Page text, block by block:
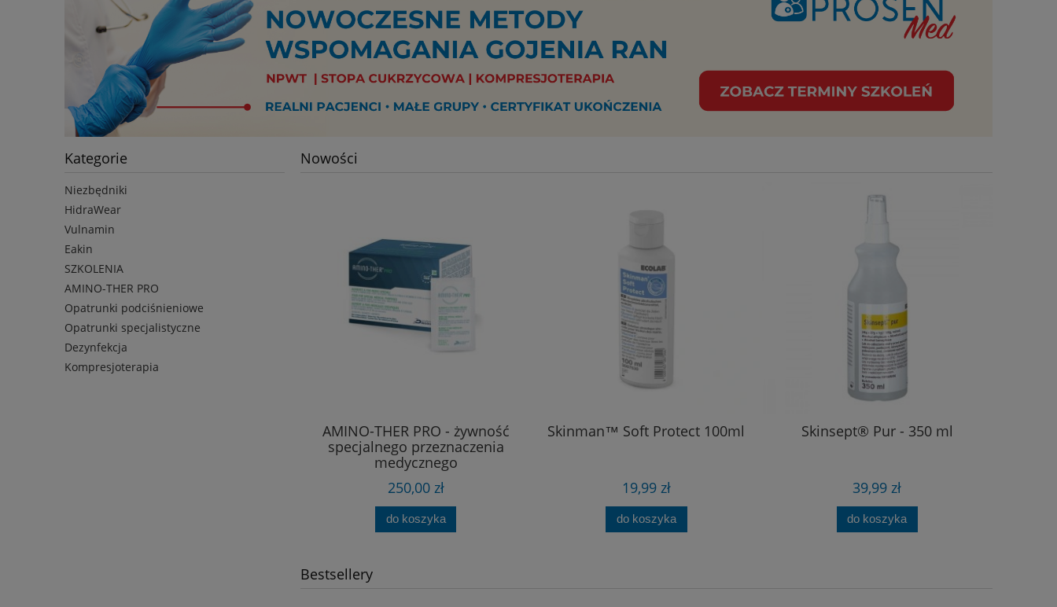
Kategorie
Niezbędniki
HidraWear
Vulnamin
Eakin
SZKOLENIA
AMINO-THER PRO
Opatrunki podciśnieniowe
Opatrunki specjalistyczne
Dezynfekcja
Kompresjoterapia
Nowości
AMINO-THER PRO - żywność
specjalnego przeznaczenia
medycznego
250,00 zł
do koszyka
Skinman™ Soft Protect 100ml
19,99 zł
do koszyka
Skinsept® Pur - 350 ml
39,99 zł
do koszyka
Bestsellery